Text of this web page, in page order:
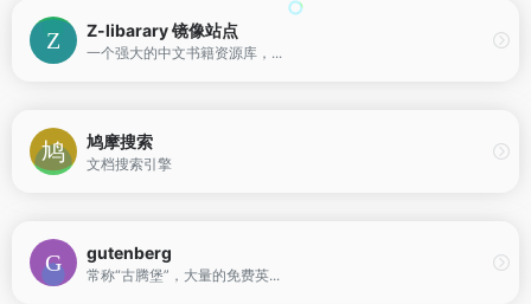
Z-libarary 镜像站点
一个强大的中文书籍资源库，...
鸠摩搜索
文档搜索引擎
gutenberg
常称“古腾堡”，大量的免费英...